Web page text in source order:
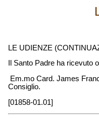
LE UDIENZE
Il Santo Padre ha ricevuto
Em.mo Card. James
Consiglio.
[01858-01.01]